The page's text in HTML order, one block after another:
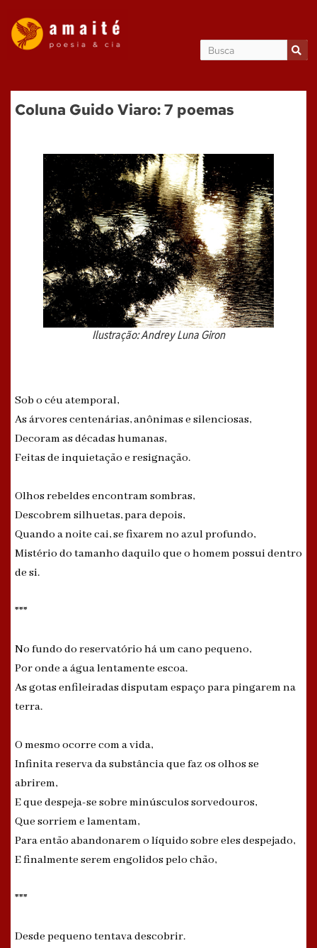
Coluna Guido Viaro: 7 poemas
Ilustração: Andrey Luna Giron
Sob o céu atemporal,
As árvores centenárias, anônimas e silenciosas,
Decoram as décadas humanas,
Feitas de inquietação e resignação.
Olhos rebeldes encontram sombras,
Descobrem silhuetas, para depois,
Quando a noite cai, se fixarem no azul profundo,
Mistério do tamanho daquilo que o homem possui dentro
de si.
***
No fundo do reservatório há um cano pequeno,
Por onde a água lentamente escoa.
As gotas enfileiradas disputam espaço para pingarem na
terra.
O mesmo ocorre com a vida,
Infinita reserva da substância que faz os olhos se
abrirem,
E que despeja-se sobre minúsculos sorvedouros,
Que sorriem e lamentam,
Para então abandonarem o líquido sobre eles despejado,
E finalmente serem engolidos pelo chão,
***
Desde pequeno tentava descobrir.